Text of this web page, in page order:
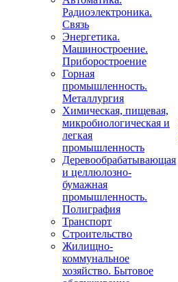
Радиоэлектроника.
Связь
Энергетика.
Машиностроение.
Приборостроение
Горная
промышленность.
Металлургия
Химическая, пищевая,
микробиологическая и
легкая
промышленность
Деревообрабатывающая
и целлюлозно-
бумажная
промышленность.
Полиграфия
Транспорт
Строительство
Жилищно-
коммунальное
хозяйство. Бытовое